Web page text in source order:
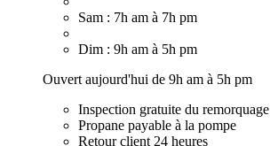
Sam : 7h am à 7h pm
Dim : 9h am à 5h pm
Ouvert aujourd'hui de 9h am à 5h pm
Inspection gratuite du remorquage
Propane payable à la pompe
Retour client 24 heures